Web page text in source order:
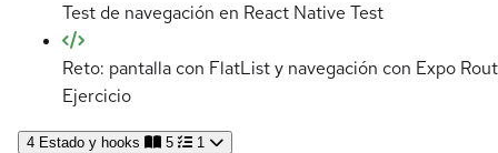
Test de navegación en React Native Test
Reto: pantalla con FlatList y navegación con Expo
Ejercicio
4 Estado y hooks 5 1